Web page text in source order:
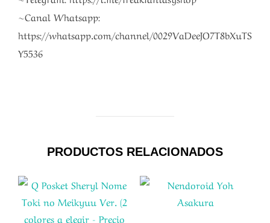
~Canal Whatsapp:
https://whatsapp.com/channel/0029VaDeeJO7T8bXuTS
Y5536
PRODUCTOS RELACIONADOS